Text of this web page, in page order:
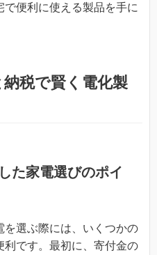
便利に使える製品を手に
税で賢く電化製
た家電選びのポイ
選ぶ際には、いくつかの
です。最初に、寄付金の